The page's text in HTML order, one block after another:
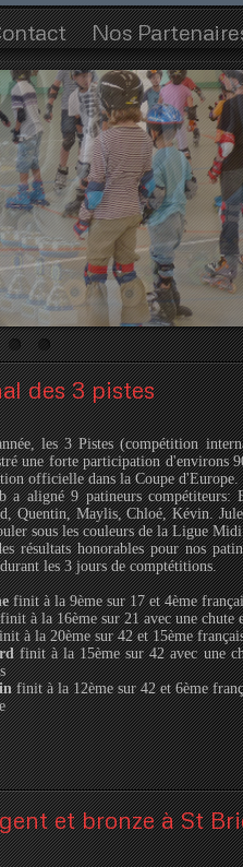
Nos
des 3 pistes
les 3 Pistes (compétition
une forte participation d'environs
officielle dans la Coupe d'Europe.
a aligné 9 patineurs compétiteurs:
Quentin, Maylis, Chloé, Kévin.
sous les couleurs de la Ligue Midi
résultats honorables pour nos
les 3 jours de comptétitions.
finit à la 9ème sur 17 et 4ème
à la 16ème sur 21 avec une chute
à la 20ème sur 42 et 15ème
finit à la 15ème sur 42 avec une
finit à la 12ème sur 42 et 6ème
et bronze à St